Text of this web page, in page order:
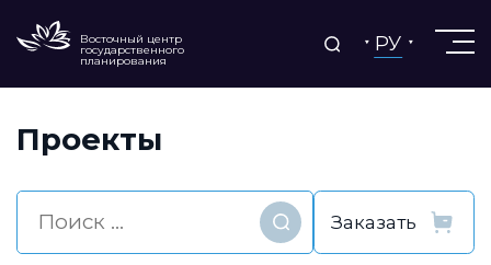
Восточный центр
государственного
планирования
РУ
Проекты
Найти